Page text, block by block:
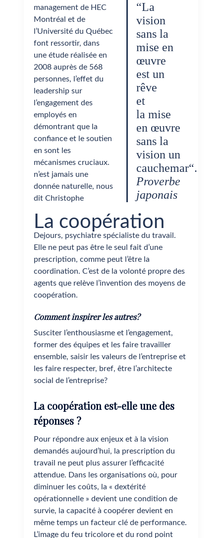
“La
vision
sans la
mise en
œuvre
est un
rêve
et
la mise
en œuvre
sans la
vision un
cauchemar“.
Proverbe
japonais
management de HEC
Montréal et de
l’Université du Québec
font ressortir, dans
une étude réalisée en
2008 auprès de 568
personnes, l’effet du
leadership sur
l’engagement des
employés en
démontrant que la
confiance et le soutien
en sont les
mécanismes cruciaux.
La coopération
n’est jamais une
donnée naturelle, nous
dit Christophe
Dejours, psychiatre spécialiste du travail.
Elle ne peut pas être le seul fait d’une
prescription, comme peut l’être la
coordination. C’est de la volonté propre des
agents que relève l’invention des moyens de
coopération.
Comment inspirer les autres?
Susciter l’enthousiasme et l’engagement,
former des équipes et les faire travailler
ensemble, saisir les valeurs de l’entreprise et
les faire respecter, bref, être l’architecte
social de l’entreprise?
La coopération est-elle une des
réponses ?
Pour répondre aux enjeux et à la vision
demandés aujourd’hui, la prescription du
travail ne peut plus assurer l’efficacité
attendue. Dans les organisations où, pour
diminuer les coûts, la « dextérité
opérationnelle » devient une condition de
survie, la capacité à coopérer devient en
même temps un facteur clé de performance.
L’image du feu tricolore et du rond point